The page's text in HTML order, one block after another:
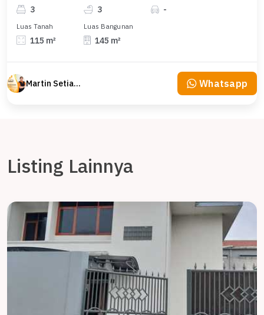
3 3 -
Luas Tanah
115 m²
Luas Bangunan
145 m²
Martin Setiawan Tjandra Whatsapp
Listing Lainnya